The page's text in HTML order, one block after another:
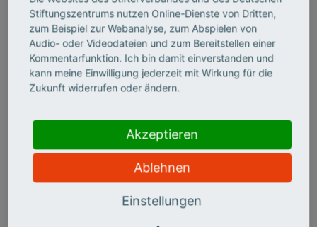
©
EIN TICKET WURDE
Stiftungszentrums nutzen Online-Dienste von Dritten,
zum Beispiel zur Webanalyse, zum Abspielen von
Audio- oder Videodateien und zum Bereitstellen einer
Kommentarfunktion. Ich bin damit einverstanden und
kann meine Einwilligung jederzeit mit Wirkung für die
Zukunft widerrufen oder ändern.
Akzeptieren
Ablehnen
Einstellungen